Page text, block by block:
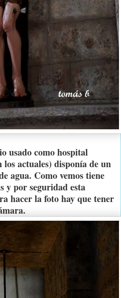
usado como hospital
actuales) disponía de un
agua. Como vemos tiene
y por seguridad esta
hacer la foto hay que tener